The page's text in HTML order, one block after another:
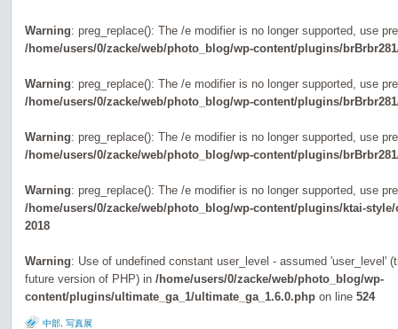
Warning: preg_replace(): The /e modifier is no longer supported, use
/home/users/0/zacke/web/photo_blog/wp-content/plugins/
Warning: preg_replace(): The /e modifier is no longer supported, use
/home/users/0/zacke/web/photo_blog/wp-content/plugins/
Warning: preg_replace(): The /e modifier is no longer supported, use
/home/users/0/zacke/web/photo_blog/wp-content/plugins/
Warning: preg_replace(): The /e modifier is no longer supported, use
/home/users/0/zacke/web/photo_blog/wp-content/plugins/ktai-
2018
Warning: Use of undefined constant user_level - assumed 'user_level'
future version of PHP) in /home/users/0/zacke/web/photo_blog/wp-
content/plugins/ultimate_ga_1/ultimate_ga_1.6.0.php on line 524
中部 写真展